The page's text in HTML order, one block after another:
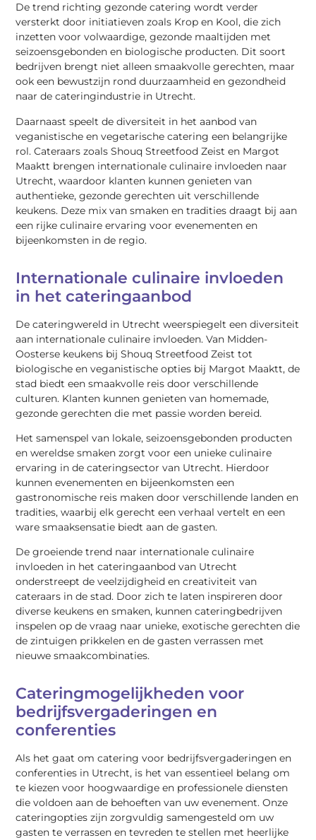
De trend richting gezonde catering wordt verder
versterkt door initiatieven zoals Krop en Kool, die zich
inzetten voor volwaardige, gezonde maaltijden met
seizoensgebonden en biologische producten. Dit soort
bedrijven brengt niet alleen smaakvolle gerechten, maar
ook een bewustzijn rond duurzaamheid en gezondheid
naar de cateringindustrie in Utrecht.
Daarnaast speelt de diversiteit in het aanbod van
veganistische en vegetarische catering een belangrijke
rol. Cateraars zoals Shouq Streetfood Zeist en Margot
Maaktt brengen internationale culinaire invloeden naar
Utrecht, waardoor klanten kunnen genieten van
authentieke, gezonde gerechten uit verschillende
keukens. Deze mix van smaken en tradities draagt bij aan
een rijke culinaire ervaring voor evenementen en
bijeenkomsten in de regio.
Internationale culinaire invloeden
in het cateringaanbod
De cateringwereld in Utrecht weerspiegelt een diversiteit
aan internationale culinaire invloeden. Van Midden-
Oosterse keukens bij Shouq Streetfood Zeist tot
biologische en veganistische opties bij Margot Maaktt, de
stad biedt een smaakvolle reis door verschillende
culturen. Klanten kunnen genieten van homemade,
gezonde gerechten die met passie worden bereid.
Het samenspel van lokale, seizoensgebonden producten
en wereldse smaken zorgt voor een unieke culinaire
ervaring in de cateringsector van Utrecht. Hierdoor
kunnen evenementen en bijeenkomsten een
gastronomische reis maken door verschillende landen en
tradities, waarbij elk gerecht een verhaal vertelt en een
ware smaaksensatie biedt aan de gasten.
De groeiende trend naar internationale culinaire
invloeden in het cateringaanbod van Utrecht
onderstreept de veelzijdigheid en creativiteit van
cateraars in de stad. Door zich te laten inspireren door
diverse keukens en smaken, kunnen cateringbedrijven
inspelen op de vraag naar unieke, exotische gerechten die
de zintuigen prikkelen en de gasten verrassen met
nieuwe smaakcombinaties.
Cateringmogelijkheden voor
bedrijfsvergaderingen en
conferenties
Als het gaat om catering voor bedrijfsvergaderingen en
conferenties in Utrecht, is het van essentieel belang om
te kiezen voor hoogwaardige en professionele diensten
die voldoen aan de behoeften van uw evenement. Onze
cateringopties zijn zorgvuldig samengesteld om uw
gasten te verrassen en tevreden te stellen met heerlijke